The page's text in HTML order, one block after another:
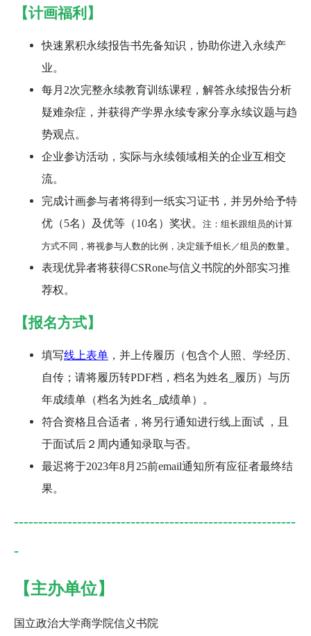
【计画福利】
快速累积永续报告书先备知识，协助你进入永续产
业。
每月2次完整永续教育训练课程，解答永续报告分析
疑难杂症，并获得产学界永续专家分享永续议题与趋
势观点。
企业参访活动，实际与永续领域相关的企业互相交
流。
完成计画参与者将得到一纸实习证书，并另外给予特
优（5名）及优等（10名）奖状。 注：组长跟组员的计算
方式不同，将视参与人数的比例，决定颁予组长／组员的数量。
表现优异者将获得CSRone与信义书院的外部实习推
荐权。
【报名方式】
填写线上表单 ，并上传履历（包含个人照、学经历、
自传；请将履历转PDF档，档名为姓名_履历）与历
年成绩单（档名为姓名_成绩单）。
符合资格且合适者，将另行通知进行线上面试 ，且
于面试后２周内通知录取与否。
最迟将于2023年8月25前email通知所有应征者最终结
果。
----------------------------------------------------------
-
【主办单位】
国立政治大学商学院信义书院